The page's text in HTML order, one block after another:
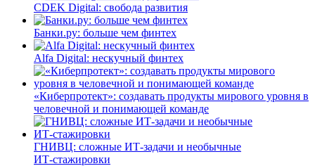
CDEK Digital: свобода развития
Банки.ру: больше чем финтех
Alfa Digital: нескучный финтех
«Киберпротект»: создавать продукты мирового уровня в
человечной и понимающей команде
ГНИВЦ: сложные ИТ‑задачи и необычные
ИТ‑стажировки